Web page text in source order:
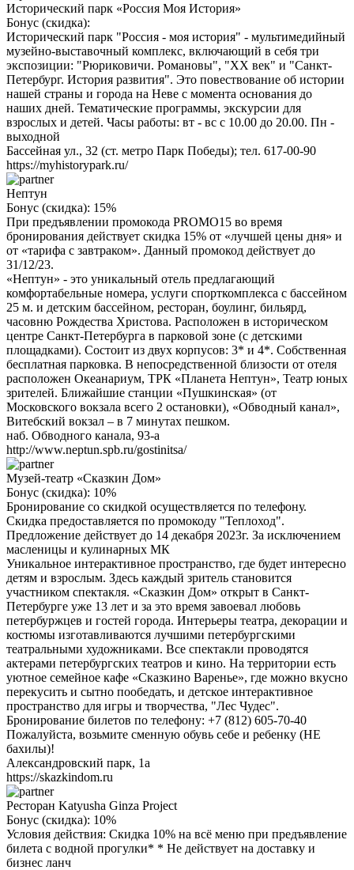
Исторический парк «Россия Моя История»
Бонус (скидка):
Исторический парк "Россия - моя история" - мультимедийный
музейно-выставочный комплекс, включающий в себя три
экспозиции: "Рюриковичи. Романовы", "ХХ век" и "Санкт-
Петербург. История развития". Это повествование об истории
нашей страны и города на Неве с момента основания до
наших дней. Тематические программы, экскурсии для
взрослых и детей. Часы работы: вт - вс с 10.00 до 20.00. Пн -
выходной
Бассейная ул., 32 (ст. метро Парк Победы); тел. 617-00-90
https://myhistorypark.ru/
Нептун
Бонус (скидка): 15%
При предъявлении промокода PROMO15 во время
бронирования действует скидка 15% от «лучшей цены дня» и
от «тарифа с завтраком». Данный промокод действует до
31/12/23.
«Нептун» - это уникальный отель предлагающий
комфортабельные номера, услуги спорткомплекса с бассейном
25 м. и детским бассейном, ресторан, боулинг, бильярд,
часовню Рождества Христова. Расположен в историческом
центре Санкт-Петербурга в парковой зоне (с детскими
площадками). Состоит из двух корпусов: 3* и 4*. Собственная
бесплатная парковка. В непосредственной близости от отеля
расположен Океанариум, ТРК «Планета Нептун», Театр юных
зрителей. Ближайшие станции «Пушкинская» (от
Московского вокзала всего 2 остановки), «Обводный канал»,
Витебский вокзал – в 7 минутах пешком.
наб. Обводного канала, 93-а
http://www.neptun.spb.ru/gostinitsa/
Музей-театр «Сказкин Дом»
Бонус (скидка): 10%
Бронирование со скидкой осуществляется по телефону.
Скидка предоставляется по промокоду "Теплоход".
Предложение действует до 14 декабря 2023г. За исключением
масленицы и кулинарных МК
Уникальное интерактивное пространство, где будет интересно
детям и взрослым. Здесь каждый зритель становится
участником спектакля. «Сказкин Дом» открыт в Санкт-
Петербурге уже 13 лет и за это время завоевал любовь
петербуржцев и гостей города. Интерьеры театра, декорации и
костюмы изготавливаются лучшими петербургскими
театральными художниками. Все спектакли проводятся
актерами петербургских театров и кино. На территории есть
уютное семейное кафе «Сказкино Варенье», где можно вкусно
перекусить и сытно пообедать, и детское интерактивное
пространство для игры и творчества, "Лес Чудес".
Бронирование билетов по телефону: +7 (812) 605-70-40
Пожалуйста, возьмите сменную обувь себе и ребенку (НЕ
бахилы)!
Александровский парк, 1а
https://skazkindom.ru
Ресторан Katyusha Ginza Project
Бонус (скидка): 10%
Условия действия: Скидка 10% на всё меню при предъявление
билета с водной прогулки* * Не действует на доставку и
бизнес ланч